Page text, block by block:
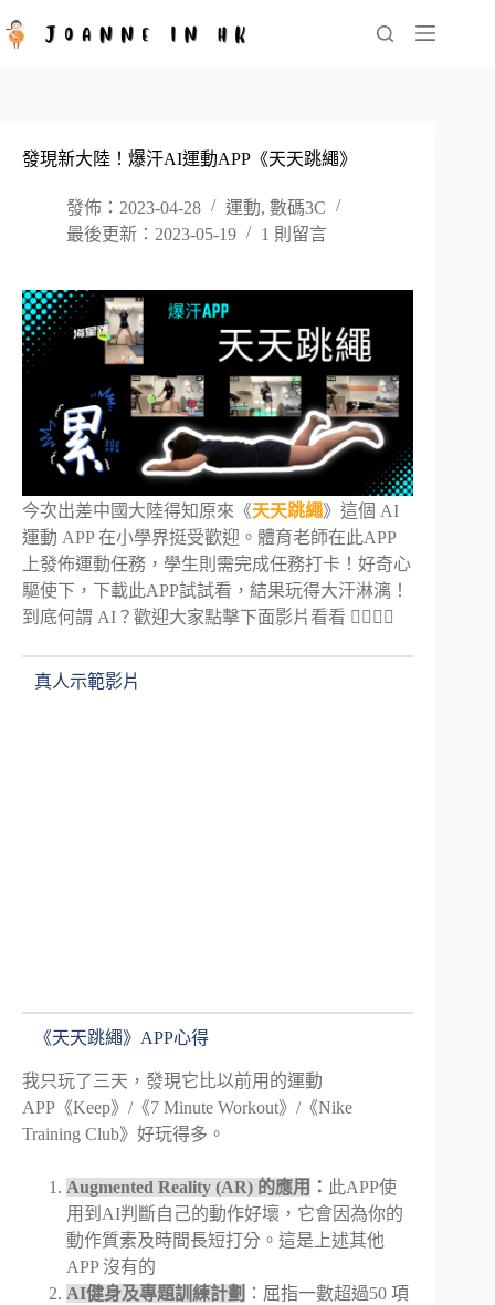
至
發現新大陸！爆汗AI運動APP《天天跳繩》
發佈：2023-04-28 運動, 數碼3C
最後更新：2023-05-19
1 則留言
今次出差中國大陸得知原來《天天跳繩》這個 AI
運動 APP 在小學界挺受歡迎。體育老師在此APP
上發佈運動任務，學生則需完成任務打卡！好奇心
驅使下，下載此APP試試看，結果玩得大汗淋漓！
到底何謂 AI？歡迎大家點擊下面影片看看 👉🏻👉🏻
真人示範影片
《天天跳繩》APP心得
我只玩了三天，發現它比以前用的運動
APP《Keep》/《7 Minute Workout》/《Nike
Training Club》好玩得多。
Augmented Reality (AR) 的應用 ： 此APP使
用到AI判斷自己的動作好壞，它會因為你的
動作質素及時間長短打分。這是上述其他
APP 沒有的
AI健身及專題訓練計劃 ：屈指一數超過50 項